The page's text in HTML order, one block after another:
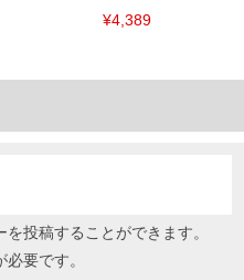
¥4,389
投稿することができます。
必要です。